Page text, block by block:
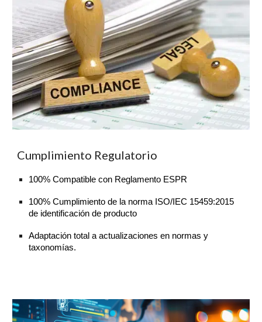
Cumplimiento Regulatorio
100%Compatible con Reglamento ESPR
100% Cumplimiento de la norma ISO/IEC 15459:2015
de identificación de producto
Adaptación total a actualizaciones en normas y
taxonomías.